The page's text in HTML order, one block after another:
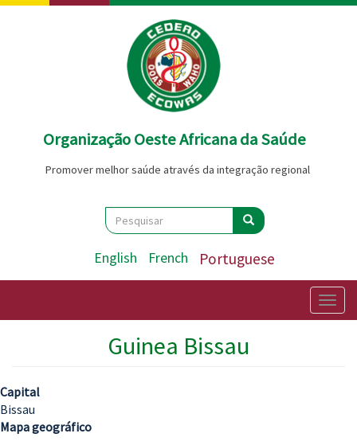
Passar
Organização Oeste Africana da Saúde
Promover melhor saúde através da integração regional
Search
Pesquisar Pesquisar
English French Portuguese
Guinea Bissau
Capital
Bissau
Mapa geográfico